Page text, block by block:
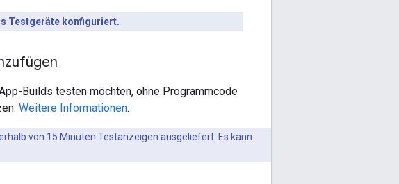
Testgeräte konfiguriert.
Builds testen möchten, ohne Programmcode
Weitere Informationen.
von 15 Minuten Testanzeigen ausgeliefert. Es kann